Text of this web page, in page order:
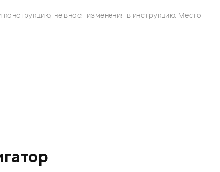
не внося изменения в инструкцию. Место